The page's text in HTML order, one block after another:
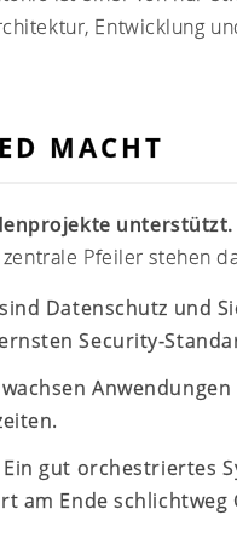
Entwicklung
MACHT
unterstützt.
Pfeiler stehen
Datenschutz und
Security-
Ein gut orchestriertes
am Ende